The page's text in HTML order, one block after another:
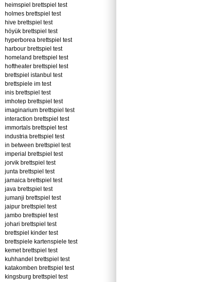
heimspiel brettspiel test
holmes brettspiel test
hive brettspiel test
höyük brettspiel test
hyperborea brettspiel test
harbour brettspiel test
homeland brettspiel test
hoftheater brettspiel test
brettspiel istanbul test
brettspiele im test
inis brettspiel test
imhotep brettspiel test
imaginarium brettspiel test
interaction brettspiel test
immortals brettspiel test
industria brettspiel test
in between brettspiel test
imperial brettspiel test
jorvik brettspiel test
junta brettspiel test
jamaica brettspiel test
java brettspiel test
jumanji brettspiel test
jaipur brettspiel test
jambo brettspiel test
johari brettspiel test
brettspiel kinder test
brettspiele kartenspiele test
kemet brettspiel test
kuhhandel brettspiel test
katakomben brettspiel test
kingsburg brettspiel test